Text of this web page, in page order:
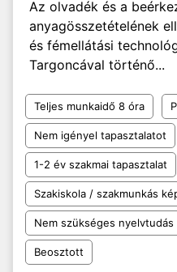
Az olvadék és a
anyagösszetételének
és fémellátási
Targoncával történő...
Teljes munkaidő 8 óra
Nem igényel tapasztalatot
1-2 év szakmai tapasztalat
Szakiskola / szakmunkás
Nem szükséges nyelvtudás
Beosztott